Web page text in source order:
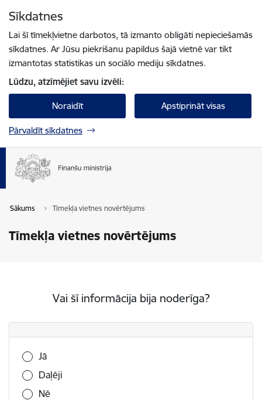
Sīkdatnes
Lai šī tīmekļvietne darbotos, tā izmanto obligāti nepieciešamās
sīkdatnes. Ar Jūsu piekrišanu papildus šajā vietnē var tikt
izmantotas statistikas un sociālo mediju sīkdatnes.
Lūdzu, atzīmējiet savu izvēli:
Noraidīt Apstiprināt visas
Pārvaldīt sīkdatnes
Sākums Tīmekļa vietnes novērtējums
Tīmekļa vietnes novērtējums
Vai šī informācija bija noderīga?
Vai šī informācija bija noderīga?
Jā
Daļēji
Nē